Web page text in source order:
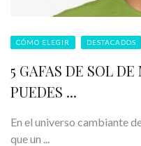
CÓMO ELEGIR DESTACADOS
5 GAFAS DE SOL
PUEDES ...
En el universo cambiante
que un ...